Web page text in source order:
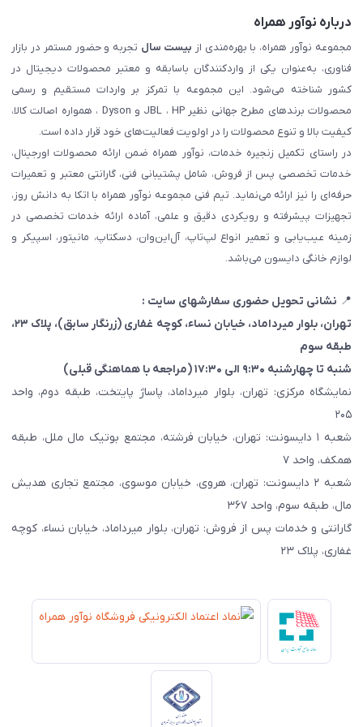
درباره نوآور همراه
مجموعه نوآور همراه، با بهره‌مندی از بیست سال تجربه و حضور مستمر در بازار
فناوری، به‌عنوان یکی از واردکنندگان باسابقه و معتبر محصولات دیجیتال در
کشور شناخته می‌شود. این مجموعه با تمرکز بر واردات مستقیم و رسمی
محصولات برندهای مطرح جهانی نظیر JBL ، HP و Dyson ، همواره اصالت کالا،
کیفیت بالا و تنوع محصولات را در اولویت فعالیت‌های خود قرار داده است.
در راستای تکمیل زنجیره خدمات، نوآور همراه ضمن ارائه محصولات اورجینال،
خدمات تخصصی پس از فروش، شامل پشتیبانی فنی، گارانتی معتبر و تعمیرات
حرفه‌ای را نیز ارائه می‌نماید. تیم فنی مجموعه نوآور همراه با اتکا به دانش روز،
تجهیزات پیشرفته و رویکردی دقیق و علمی، آماده ارائه خدمات تخصصی در
زمینه عیب‌یابی و تعمیر انواع لپ‌تاپ، آل‌این‌وان، دسکتاپ، مانیتور، اسپیکر و
لوازم خانگی دایسون می‌باشد.
📍 نشانی تحویل حضوری سفارشهای سایت :
تهران، بلوار میرداماد، خیابان نساء، کوچه غفاری (زرنگار سابق)
، پلاک ۲۳،
طبقه سوم
شنبه تا چهارشنبه ۹:۳۰ الی ۱۷:۳۰ (مراجعه با هماهنگی قبلی)
نمایشگاه مرکزی: تهران، بلوار میرداماد، پاساژ پایتخت، طبقه دوم، واحد
۲۰۵
شعبه ۱ دایسونت: تهران، خیابان فرشته، مجتمع بوتیک مال ملل، طبقه
همکف، واحد ۷
شعبه ۲ دایسونت: تهران، هروی، خیابان موسوی، مجتمع تجاری هدیش
مال، طبقه سوم، واحد ۳۶۷
گارانتی و خدمات پس از فروش: تهران، بلوار میرداماد، خیابان نساء، کوچه
غفاری، پلاک ۲۳